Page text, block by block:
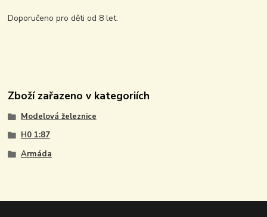
Doporučeno pro děti od 8 let.
Zboží zařazeno v kategoriích
Modelová železnice
H0 1:87
Armáda